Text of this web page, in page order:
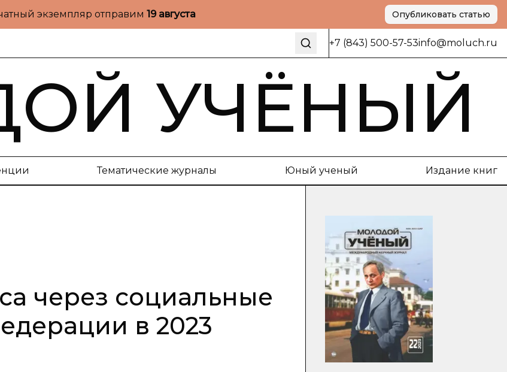
экземпляр отправим 19 августа Опубликовать статью
+7 (843) 500-57-53info@moluch.ru
УЧЁНЫЙ
Тематические журналы Юный ученый Издание книг
через социальные
в 2023